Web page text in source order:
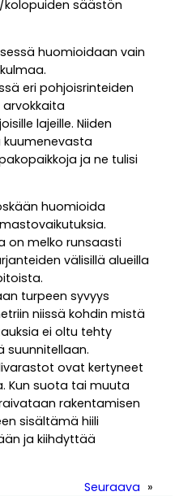
säästön
huomioidaan vain
eri pohjoisrinteiden
lajeille. Niiden
ja ne tulisi
huomioida
on melko runsaasti
välisillä alueilla
turpeen syvyys
niissä kohdin mistä
ei oltu tehty
suunnitellaan.
ovat kertyneet
Kun suota tai muuta
rakentamisen
sisältämä hiili
ja kiihdyttää
Seuraava »